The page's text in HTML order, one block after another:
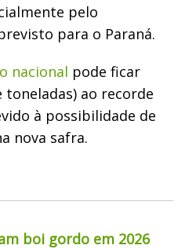
pelo
para o Paraná.
nacional pode ficar
ao recorde
à possibilidade de
nova safra.
boi gordo em 2026